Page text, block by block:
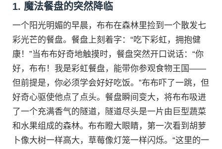
1. 魔法餐盘的突然降临
一个阳光明媚的早晨，布布在森林里捡到一个散发七
彩光芒的餐盘。餐盘上刻着字：“吃下彩虹，拥抱健
康！”当布布好奇地触摸时，餐盘突然开口说话：“你
好，布布！我是彩虹餐盘，能带你参观食物王国——
但前提是，你必须学会好好吃饭。”布布吓了一跳，但
好奇心驱使他点了点头。餐盘瞬间变大，将布布吸进
了一个充满香气的隧道，隧道尽头是一片由巨型蔬菜
和水果组成的森林。布布瞪大眼睛，第一次看到胡萝
卜像大树一样高大，草莓像灯笼一样闪烁。“这里的一